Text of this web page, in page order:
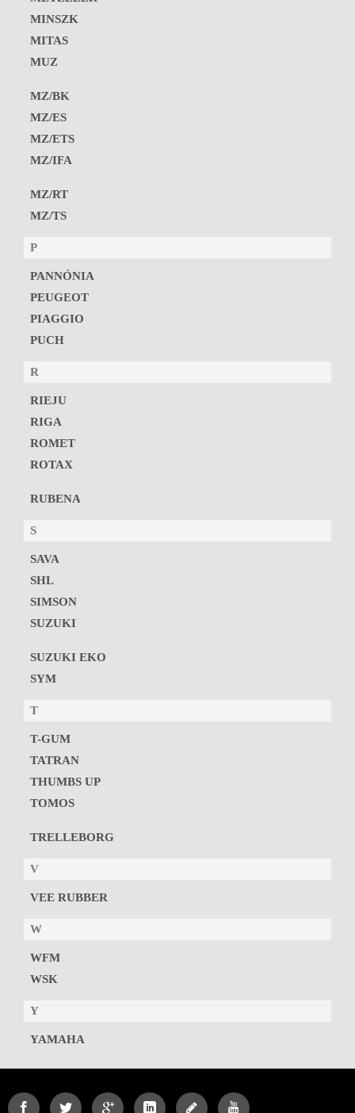
MINSZK
MITAS
MUZ
MZ/BK
MZ/ES
MZ/ETS
MZ/IFA
MZ/RT
MZ/TS
P
PANNÓNIA
PEUGEOT
PIAGGIO
PUCH
R
RIEJU
RIGA
ROMET
ROTAX
RUBENA
S
SAVA
SHL
SIMSON
SUZUKI
SUZUKI EKO
SYM
T
T-GUM
TATRAN
THUMBS UP
TOMOS
TRELLEBORG
V
VEE RUBBER
W
WFM
WSK
Y
YAMAHA